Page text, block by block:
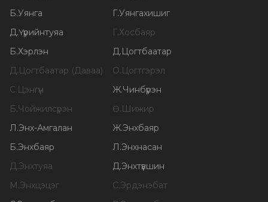
Б.Уянга Г.Уянгахишиг
Д.Үүрийнтуяа Г.Хосбаяр
Б.Хэрлэн Д. Цогтбаатар
Д. Цогтбаатар (Даваа) О. Цогтгэрэл
С. Цэнгүүн Ж.Чинбүрэн
Б.Чойжилсүрэн Ө. Шижир
Л .Энх-Амгалан Ж.Энхбаяр
Б.Энхбаяр Л .Энхнасан
Д.Энхтуяа Д.Энхтүвшин
М .Энхцэцэг С.Эрдэнэбат